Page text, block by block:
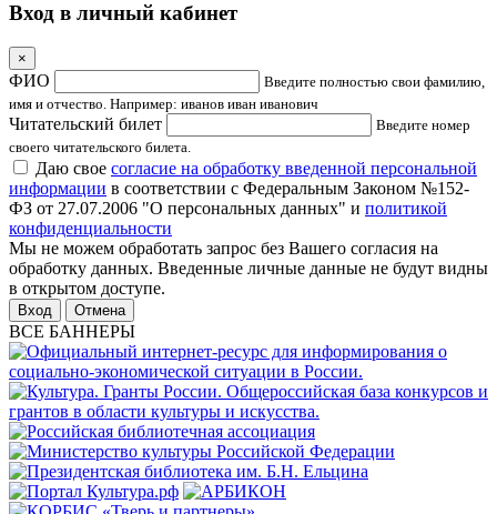
Вход в личный кабинет
×
ФИО
Введите полностью свои фамилию,
имя и отчество. Например: иванов иван иванович
Читательский билет
Введите номер
своего читательского билета.
Даю свое согласие на обработку введенной персональной
информации в соответствии с Федеральным Законом №152-
ФЗ от 27.07.2006 "О персональных данных" и политикой
конфиденциальности
Мы не можем обработать запрос без Вашего согласия на
обработку данных. Введенные личные данные не будут видны
в открытом доступе.
Отмена
ВСЕ БАННЕРЫ